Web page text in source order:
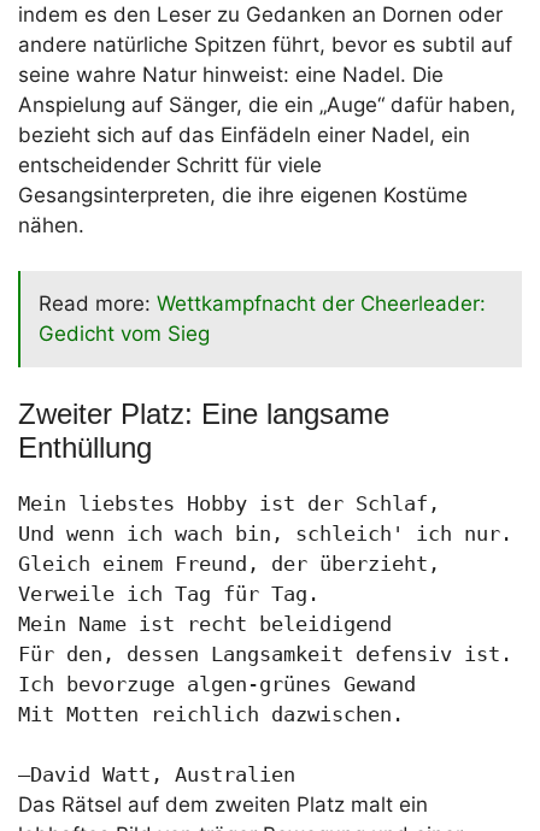
indem es den Leser zu Gedanken an Dornen oder
andere natürliche Spitzen führt, bevor es subtil auf
seine wahre Natur hinweist: eine Nadel. Die
Anspielung auf Sänger, die ein „Auge“ dafür haben,
bezieht sich auf das Einfädeln einer Nadel, ein
entscheidender Schritt für viele
Gesangsinterpreten, die ihre eigenen Kostüme
nähen.
Read more: Wettkampfnacht der Cheerleader:
Gedicht vom Sieg
Zweiter Platz: Eine langsame
Enthüllung
Mein liebstes Hobby ist der Schlaf,
Und wenn ich wach bin, schleich' ich nur.
Gleich einem Freund, der überzieht,
Verweile ich Tag für Tag.
Mein Name ist recht beleidigend
Für den, dessen Langsamkeit defensiv ist.
Ich bevorzuge algen-grünes Gewand
Mit Motten reichlich dazwischen.
—David Watt, Australien
Das Rätsel auf dem zweiten Platz malt ein